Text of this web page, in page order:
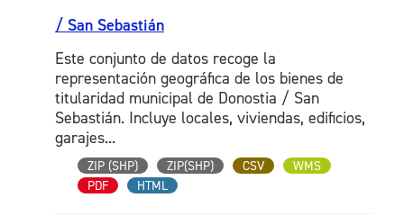
/ San Sebastián
Este conjunto de datos recoge la
representación geográfica de los bienes de
titularidad municipal de Donostia / San
Sebastián. Incluye locales, viviendas, edificios,
garajes...
ZIP (SHP) ZIP(SHP) CSV
WMS
PDF
HTML